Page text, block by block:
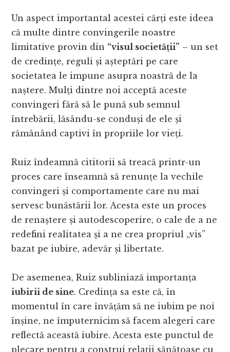
Un aspect importantal acestei cărți este ideea
că multe dintre convingerile noastre
limitative provin din “visul societății” – un set
de credințe, reguli și așteptări pe care
societatea le impune asupra noastră de la
naștere. Mulți dintre noi acceptă aceste
convingeri fără să le pună sub semnul
întrebării, lăsându-se conduși de ele și
rămânând captivi în propriile lor vieți.
Ruiz îndeamnă cititorii să treacă printr-un
proces care înseamnă să renunțe la vechile
convingeri și comportamente care nu mai
servesc bunăstării lor. Acesta este un proces
de renaștere și autodescoperire, o cale de a ne
redefini realitatea și a ne crea propriul „vis”
bazat pe iubire, adevăr și libertate.
De asemenea, Ruiz subliniază importanța
iubirii de sine. Credința sa este că, în
momentul în care învățăm să ne iubim pe noi
înșine, ne împuternicim să facem alegeri care
reflectă această iubire. Acesta este punctul de
plecare pentru a construi relații sănătoase cu